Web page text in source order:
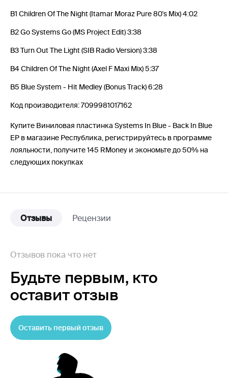
B1 Children Of The Night (Itamar Moraz Pure 80's Mix) 4:02
B2 Go Systems Go (MS Project Edit) 3:38
B3 Turn Out The Light (SIB Radio Version) 3:38
B4 Children Of The Night (Axel F Maxi Mix) 5:37
B5 Blue System - Hit Medley (Bonus Track) 6:28
Код производителя: 7099981017162
Купите Виниловая пластинка Systems In Blue - Back In Blue
EP в магазине Республика, регистрируйтесь в программе
лояльности, получите 145 RMoney и экономьте до 50% на
следующих покупках
Отзывы Рецензии
Отзывов пока что нет
Будьте первым, кто
оставит отзыв
Оставить первый отзыв